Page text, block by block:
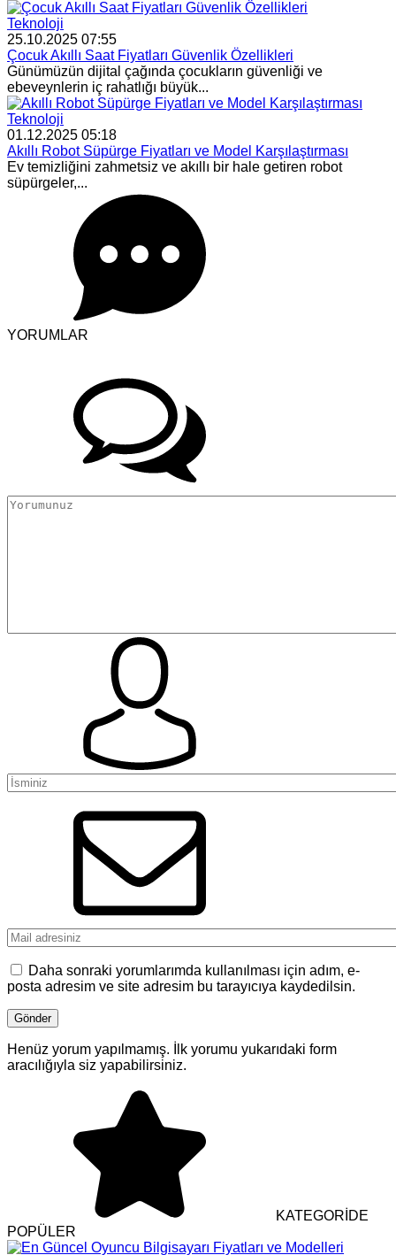
Teknoloji
25.10.2025 07:55
Çocuk Akıllı Saat Fiyatları Güvenlik Özellikleri
Günümüzün dijital çağında çocukların güvenliği ve
ebeveynlerin iç rahatlığı büyük...
Teknoloji
01.12.2025 05:18
Akıllı Robot Süpürge Fiyatları ve Model Karşılaştırması
Ev temizliğini zahmetsiz ve akıllı bir hale getiren robot
süpürgeler,...
YORUMLAR
Daha sonraki yorumlarımda kullanılması için adım, e-
posta adresim ve site adresim bu tarayıcıya kaydedilsin.
Henüz yorum yapılmamış. İlk yorumu yukarıdaki form
aracılığıyla siz yapabilirsiniz.
KATEGORİDE
POPÜLER